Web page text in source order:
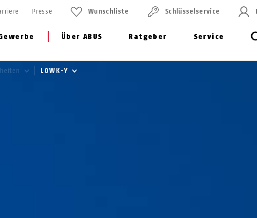
Über ABUS Ratgeber Service
Presse Wunschliste Schlüssel­service
LOWK-Y